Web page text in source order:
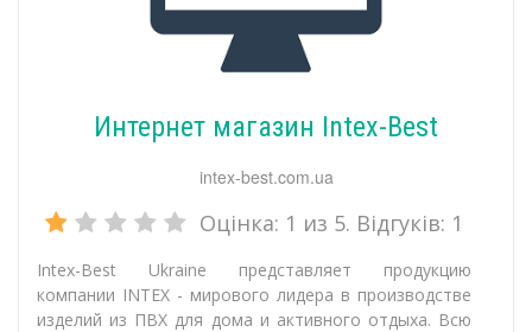
Интернет магазин Intex-Best
intex-best.com.ua
Оцінка: 1 из 5. Відгуків: 1
Intex-Best Ukraine представляет продукцию
компании INTEX - мирового лидера в производстве
изделий из ПВХ для дома и активного отдыха. Всю